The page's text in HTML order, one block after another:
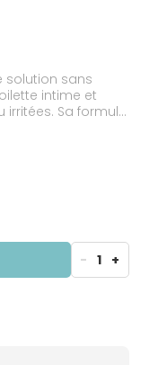
solution sans
intime et
Sa formule
- 1 +